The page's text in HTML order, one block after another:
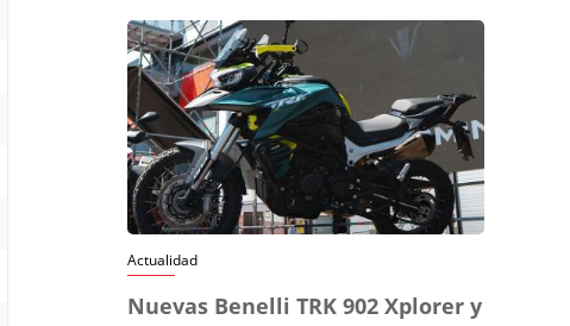
Actualidad
Nuevas Benelli TRK 902 Xplorer y